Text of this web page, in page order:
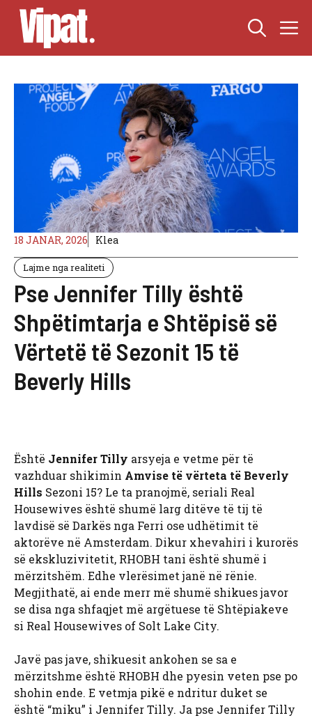
Skip
content
18 JANAR, 2026 Klea
Lajme nga realiteti
Pse Jennifer Tilly është
Shpëtimtarja e Shtëpisë së
Vërtetë të Sezonit 15 të
Beverly Hills
Është Jennifer Tilly arsyeja e vetme për të
vazhduar shikimin Amvise të vërteta të Beverly
Hills Sezoni 15? Le ta pranojmë, seriali Real
Housewives është shumë larg ditëve të tij të
lavdisë së Darkës nga Ferri ose udhëtimit të
aktorëve në Amsterdam. Dikur xhevahiri i kurorës
së ekskluzivitetit, RHOBH tani është shumë i
mërzitshëm. Edhe vlerësimet janë në rënie.
Megjithatë, ai ende merr më shumë shikues javor
se disa nga shfaqjet më argëtuese të Shtëpiakeve
si Real Housewives of Solt Lake City.
Javë pas jave, shikuesit ankohen se sa e
mërzitshme është RHOBH dhe pyesin veten pse po
shohin ende. E vetmja pikë e ndritur duket se
është “miku” i Jennifer Tilly. Ja pse Jennifer Tilly